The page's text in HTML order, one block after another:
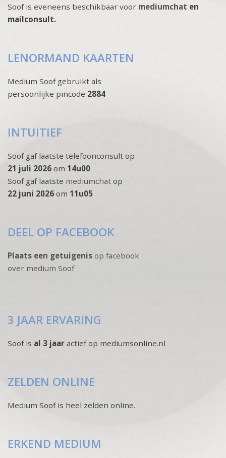
Soof is eveneens beschikbaar voor mediumchat en
mailconsult.
LENORMAND KAARTEN
Medium Soof gebruikt als
persoonlijke pincode 2884
INTUITIEF
Soof gaf laatste telefoonconsult op
21 juli 2026 om 14u00
Soof gaf laatste mediumchat op
22 juni 2026 om 11u05
DEEL OP FACEBOOK
Plaats een getuigenis op facebook
over medium Soof
3 JAAR ERVARING
Soof is al 3 jaar actief op mediumsonline.nl
ZELDEN ONLINE
Medium Soof is heel zelden online.
ERKEND MEDIUM